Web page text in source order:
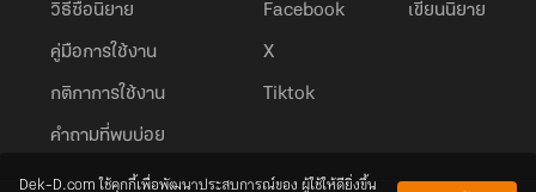
วิธีซื้อนิยาย
คู่มือการใช้งาน
กติกาการใช้งาน
คำถามที่พบบ่อย
Facebook
X
Tiktok
เขียนนิยาย
Dek-D.com ใช้คุกกี้เพื่อพัฒนาประสบการณ์ของ ผู้ใช้ให้ดียิ่งขึ้น